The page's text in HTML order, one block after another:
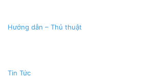
Hướng dẫn – Thủ thuật
Tin Tức